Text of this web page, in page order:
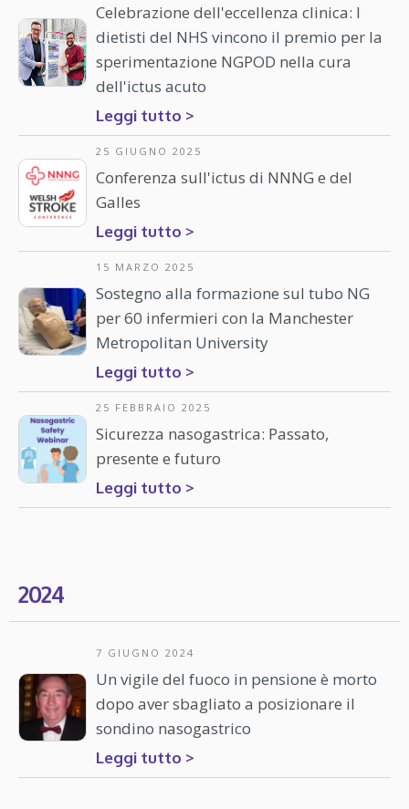
Celebrazione dell'eccellenza clinica: I
dietisti del NHS vincono il premio per la
sperimentazione NGPOD nella cura
dell'ictus acuto
Leggi tutto >
25 GIUGNO 2025
Conferenza sull'ictus di NNNG e del
Galles
Leggi tutto >
15 MARZO 2025
Sostegno alla formazione sul tubo NG
per 60 infermieri con la Manchester
Metropolitan University
Leggi tutto >
25 FEBBRAIO 2025
Sicurezza nasogastrica: Passato,
presente e futuro
Leggi tutto >
2024
7 GIUGNO 2024
Un vigile del fuoco in pensione è morto
dopo aver sbagliato a posizionare il
sondino nasogastrico
Leggi tutto >